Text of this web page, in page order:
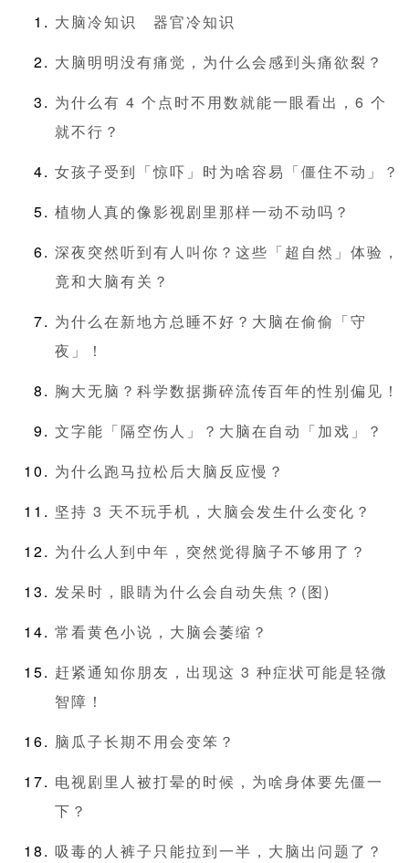
大脑冷知识
器官冷知识
大脑明明没有痛觉，为什么会感到头痛欲裂？
为什么有 4 个点时不用数就能一眼看出，6 个
就不行？
女孩子受到「惊吓」时为啥容易「僵住不动」？
植物人真的像影视剧里那样一动不动吗？
深夜突然听到有人叫你？这些「超自然」体验，
竟和大脑有关？
为什么在新地方总睡不好？大脑在偷偷「守
夜」！
胸大无脑？科学数据撕碎流传百年的性别偏见！
文字能「隔空伤人」？大脑在自动「加戏」？
为什么跑马拉松后大脑反应慢？
坚持 3 天不玩手机，大脑会发生什么变化？
为什么人到中年，突然觉得脑子不够用了？
发呆时，眼睛为什么会自动失焦？(图)
常看黄色小说，大脑会萎缩？
赶紧通知你朋友，出现这 3 种症状可能是轻微
智障！
脑瓜子长期不用会变笨？
电视剧里人被打晕的时候，为啥身体要先僵一
下？
吸毒的人裤子只能拉到一半，大脑出问题了？